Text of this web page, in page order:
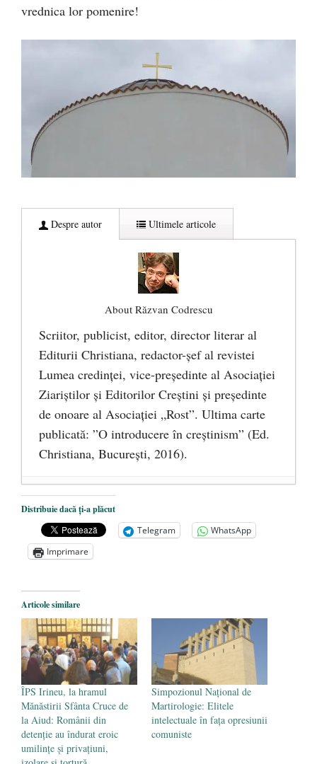
vrednica lor pomenire!
Despre autor Ultimele articole
About Răzvan Codrescu
Scriitor, publicist, editor, director literar al
Editurii Christiana, redactor-şef al revistei
Lumea credinţei, vice-preşedinte al Asociaţiei
Ziariştilor şi Editorilor Creştini şi preşedinte
de onoare al Asociaţiei „Rost”. Ultima carte
publicată: ”O introducere în creștinism” (Ed.
Christiana, Bucureşti, 2016).
DANA KONYA-PETRIȘOR, ÎNTRU
VEȘNICĂ POMENIRE
- 17 martie 2021
ÎNĂLȚATU-S-A! - 28 mai 2020
Sic credo – Francisco Franco (1892-1975)
Distribuie dacă ți-a plăcut
Telegram
WhatsApp
Imprimare
Articole similare
ÎPS Irineu, la hramul
Mănăstirii Sfânta Cruce de
la Aiud: Românii din
detenţie au îndurat eroic
umilinţe şi privaţiuni,
Simpozionul Național de
Martirologie: Elitele
intelectuale în fața opresiunii
comuniste